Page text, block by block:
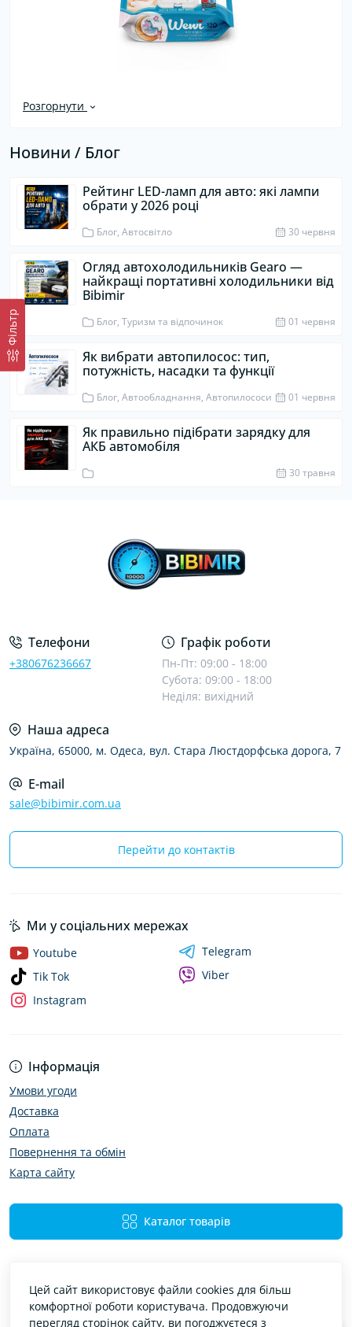
Фiльтр
Розгорнути
Новини / Блог
Рейтинг LED-ламп для авто: які лампи
обрати у 2026 році
Блог, Автосвітло 30 червня
Огляд автохолодильників Gearo —
найкращі портативні холодильники від
Bibimir
Блог, Туризм та відпочинок 01 червня
Як вибрати автопилосос: тип,
потужність, насадки та функції
Блог, Автообладнання, Автопилососи 01 червня
Як правильно підібрати зарядку для
АКБ автомобіля
30 травня
Телефони
+380676236667
Графік роботи
Пн-Пт: 09:00 - 18:00
Субота: 09:00 - 18:00
Неділя: вихідний
Наша адреса
Україна, 65000, м. Одеса, вул. Стара Люстдорфська дорога, 7
E-mail
sale@bibimir.com.ua
Перейти до контактів
Інформація
Умови угоди
Доставка
Оплата
Повернення та обмін
Карта сайту
Каталог товарів
Ми у соціальних мережах
Youtube
Tik Tok
Instagram
Telegram
Viber
Цей сайт використовує файли cookies для більш
комфортної роботи користувача. Продовжуючи
перегляд сторінок сайту, ви погоджуєтеся з